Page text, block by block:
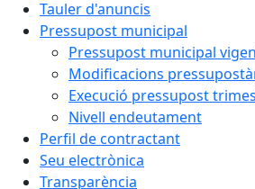
Tauler d'anuncis
Pressupost municipal
Pressupost municipal
Modificacions
Execució pressupost
Nivell endeutament
Perfil de contractant
Seu electrònica
Transparència